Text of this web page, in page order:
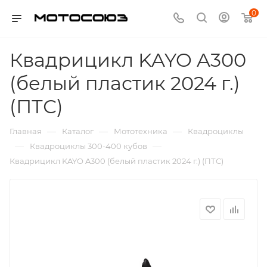
0
Квадрицикл KAYO A300
(белый пластик 2024 г.)
(ПТС)
Главная — Каталог — Мототехника — Квадроциклы
— Квадроциклы 300-400 кубов —
Квадрицикл KAYO A300 (белый пластик 2024 г.) (ПТС)